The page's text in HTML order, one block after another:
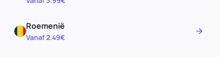
Roemenië
Vanaf 2.49€